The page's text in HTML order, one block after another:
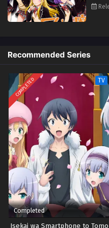
terbukti nyaman dan merepotkan.
mereka, Toranosuke Miyamura,
legenda Seven Witches of Suzaku
Klub Studi Supernatural memulai
identitas semua penyihir.
Recommended Series
COMPLETED TV
Completed
Isekai wa Smartphone to Tomo